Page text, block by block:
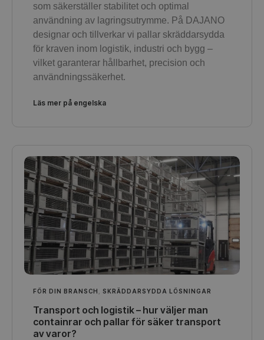
som säkerställer stabilitet och optimal
användning av lagringsutrymme. På DAJANO
designar och tillverkar vi pallar skräddarsydda
för kraven inom logistik, industri och bygg –
vilket garanterar hållbarhet, precision och
användningssäkerhet.
Läs mer på engelska
FÖR DIN BRANSCH SKRÄDDARSYDDA LÖSNINGAR
Transport och logistik – hur väljer man
containrar och pallar för säker transport
av varor?